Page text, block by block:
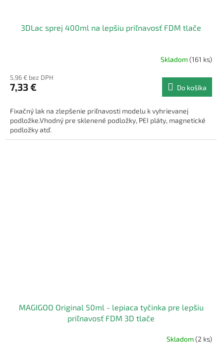
3DLac sprej 400ml na lepšiu priľnavosť FDM tlače
Skladom(161 ks)
5,96 € bez DPH
7,33 € Do košíka
Fixačný lak na zlepšenie priľnavosti modelu k vyhrievanej
podložke.Vhodný pre sklenené podložky, PEI pláty, magnetické
podložky atď.
MAGIGOO Original 50ml - lepiaca tyčinka pre lepšiu
priľnavosť FDM 3D tlače
Skladom(2 ks)